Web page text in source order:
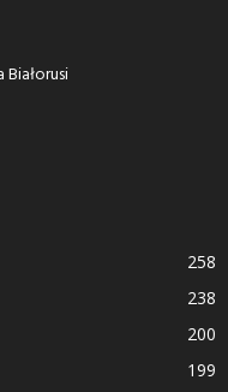
258
238
200
199